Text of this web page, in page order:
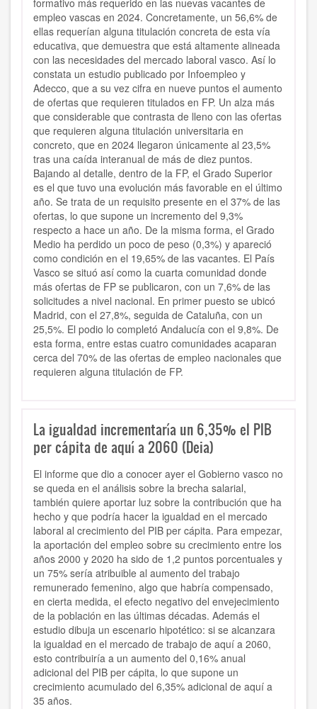
formativo más requerido en las nuevas vacantes de
empleo vascas en 2024. Concretamente, un 56,6% de
ellas requerían alguna titulación concreta de esta vía
educativa, que demuestra que está altamente alineada
con las necesidades del mercado laboral vasco. Así lo
constata un estudio publicado por Infoempleo y
Adecco, que a su vez cifra en nueve puntos el aumento
de ofertas que requieren titulados en FP. Un alza más
que considerable que contrasta de lleno con las ofertas
que requieren alguna titulación universitaria en
concreto, que en 2024 llegaron únicamente al 23,5%
tras una caída interanual de más de diez puntos.
Bajando al detalle, dentro de la FP, el Grado Superior
es el que tuvo una evolución más favorable en el último
año. Se trata de un requisito presente en el 37% de las
ofertas, lo que supone un incremento del 9,3%
respecto a hace un año. De la misma forma, el Grado
Medio ha perdido un poco de peso (0,3%) y apareció
como condición en el 19,65% de las vacantes. El País
Vasco se situó así como la cuarta comunidad donde
más ofertas de FP se publicaron, con un 7,6% de las
solicitudes a nivel nacional. En primer puesto se ubicó
Madrid, con el 27,8%, seguida de Cataluña, con un
25,5%. El podio lo completó Andalucía con el 9,8%. De
esta forma, entre estas cuatro comunidades acaparan
cerca del 70% de las ofertas de empleo nacionales que
requieren alguna titulación de FP.
La igualdad incrementaría un 6,35% el PIB
per cápita de aquí a 2060 (Deia)
El informe que dio a conocer ayer el Gobierno vasco no
se queda en el análisis sobre la brecha salarial,
también quiere aportar luz sobre la contribución que ha
hecho y que podría hacer la igualdad en el mercado
laboral al crecimiento del PIB per cápita. Para empezar,
la aportación del empleo sobre su crecimiento entre los
años 2000 y 2020 ha sido de 1,2 puntos porcentuales y
un 75% sería atribuible al aumento del trabajo
remunerado femenino, algo que habría compensado,
en cierta medida, el efecto negativo del envejecimiento
de la población en las últimas décadas. Además el
estudio dibuja un escenario hipotético: si se alcanzara
la igualdad en el mercado de trabajo de aquí a 2060,
esto contribuiría a un aumento del 0,16% anual
adicional del PIB per cápita, lo que supone un
crecimiento acumulado del 6,35% adicional de aquí a
35 años.